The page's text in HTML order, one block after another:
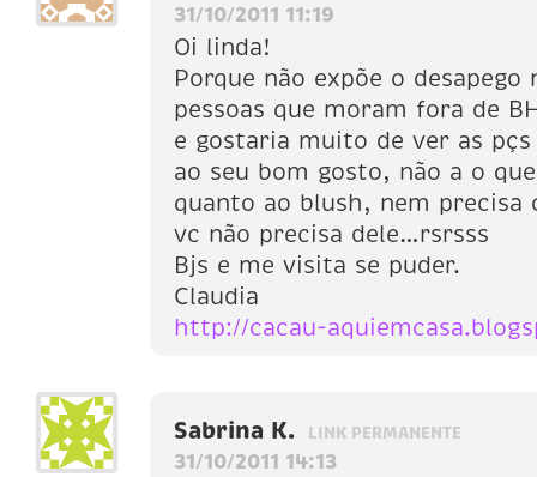
31/10/2011 11:19
Oi linda!
Porque não expõe o desapego
pessoas que moram fora de
e gostaria muito de ver as
ao seu bom gosto, não a o
quanto ao blush, nem precisa
vc não precisa dele…rsrsss
Bjs e me visita se puder.
Claudia
http://cacau-
Sabrina K. LINK PERMANENTE
31/10/2011 14:13